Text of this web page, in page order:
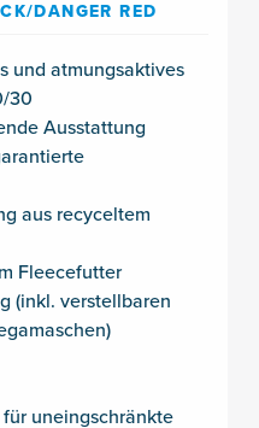
DANGER RED
und atmungsaktives
30
Ausstattung
aus recyceltem
Fleecefutter
(inkl. verstellbaren
uneingschränkte